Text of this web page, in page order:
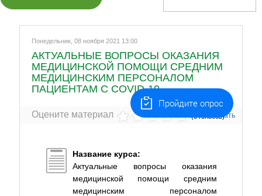
Понедельник, 08 ноября 2021 13:00
АКТУАЛЬНЫЕ ВОПРОСЫ ОКАЗАНИЯ
МЕДИЦИНСКОЙ ПОМОЩИ СРЕДНИМ
МЕДИЦИНСКИМ ПЕРСОНАЛОМ
ПАЦИЕНТАМ С COVID-19
Печать
Оцените материал (0 голосов)
Название курса:
Актуальные вопросы оказания
медицинской помощи средним
медицинским персоналом
Пройдите опрос